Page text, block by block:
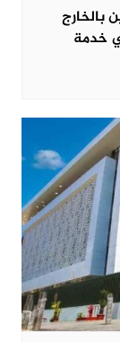
بالخارج
خدمة